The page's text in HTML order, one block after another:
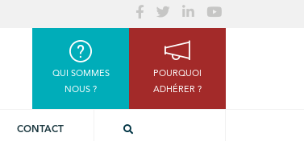
QUI SOMMES
NOUS ?
POURQUOI
ADHÉRER ?
CONTACT